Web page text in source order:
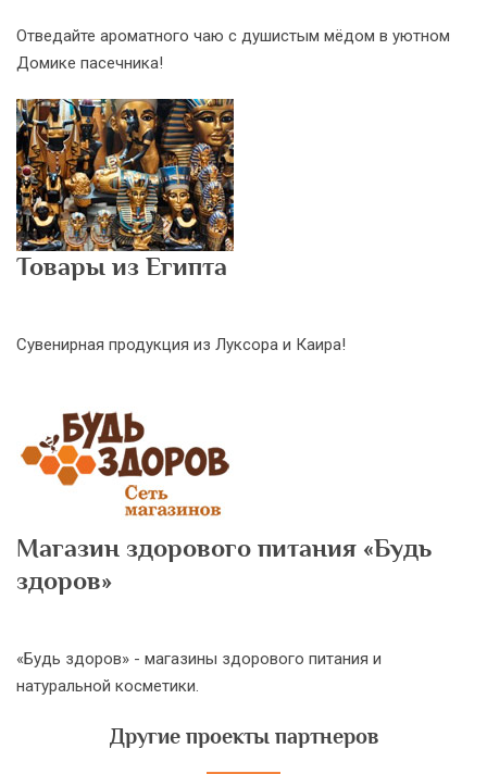
Отведайте ароматного чаю с душистым мёдом в уютном
Домике пасечника!
Товары из Египта
Сувенирная продукция из Луксора и Каира!
Магазин здорового питания «Будь
здоров»
«Будь здоров» - магазины здорового питания и
натуральной косметики.
Другие проекты партнеров